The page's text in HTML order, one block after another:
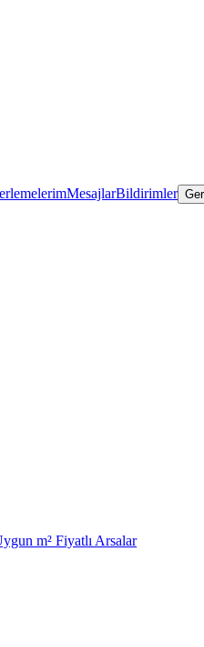
MesajlarBildirimler
m² Fiyatlı Arsalar